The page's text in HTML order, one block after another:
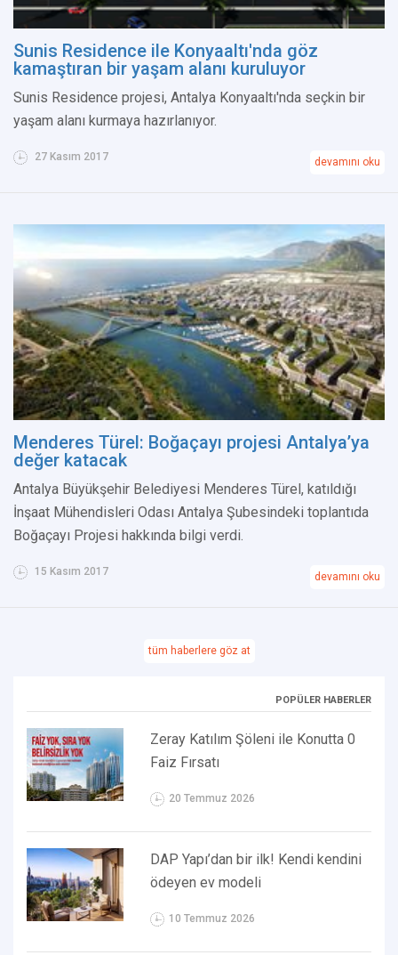
Sunis Residence ile Konyaaltı'nda göz
kamaştıran bir yaşam alanı kuruluyor
Sunis Residence projesi, Antalya Konyaaltı'nda seçkin bir
yaşam alanı kurmaya hazırlanıyor.
27 Kasım 2017 devamını oku
Menderes Türel: Boğaçayı projesi Antalya’ya
değer katacak
Antalya Büyükşehir Belediyesi Menderes Türel, katıldığı
İnşaat Mühendisleri Odası Antalya Şubesindeki toplantıda
Boğaçayı Projesi hakkında bilgi verdi.
15 Kasım 2017 devamını oku
tüm haberlere göz at
POPÜLER HABERLER
Zeray Katılım Şöleni ile Konutta 0
Faiz Fırsatı
20 Temmuz 2026
DAP Yapı’dan bir ilk! Kendi kendini
ödeyen ev modeli
10 Temmuz 2026